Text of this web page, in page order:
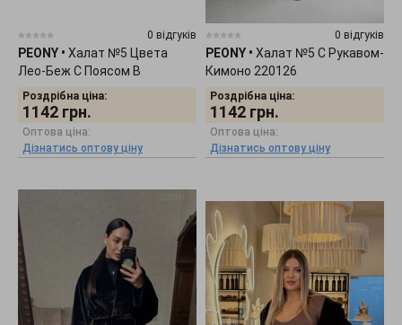
0 відгуків
PEONY • Халат №5 Цвета
Лео-Беж С Поясом В
Комплекте 2201265
Роздрібна ціна:
1142 грн.
Оптова ціна:
Дізнатись оптову ціну
0 відгуків
PEONY • Халат №5 С Рукавом-
Кимоно 220126
Роздрібна ціна:
1142 грн.
Оптова ціна:
Дізнатись оптову ціну